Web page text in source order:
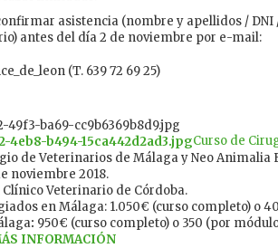
asistencia (nombre y apellidos /
antes del día 2 de noviembre por e-mail:
(T. 639 72 69 25)
Curso de
de Veterinarios de Málaga y Neo Animalia
noviembre 2018.
Veterinario de Córdoba.
en Málaga: 1.050€ (curso completo) o
: 950€ (curso completo) o 350 (por
INFORMACIÓN